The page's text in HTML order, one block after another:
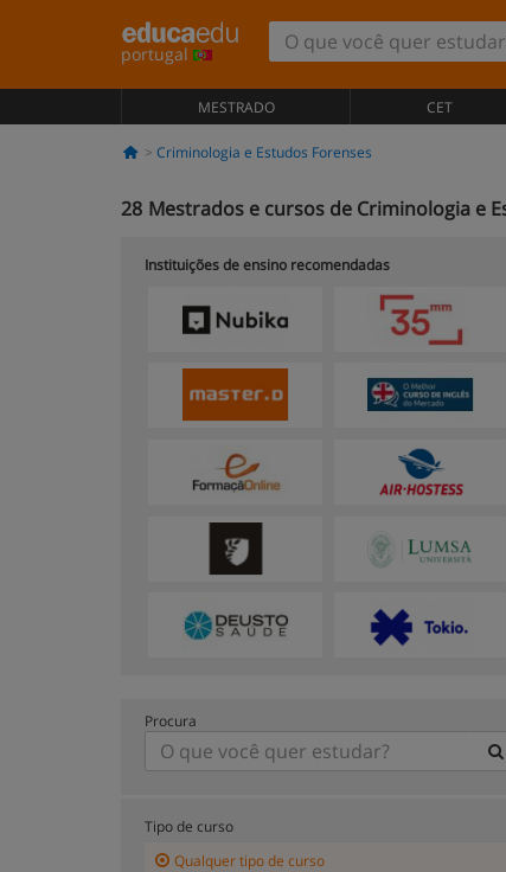
portugal
MESTRADO CET
Criminologia e Estudos Forenses
28 Mestrados e cursos de Criminologia e
Instituições de ensino recomendadas
Procura
Tipo de curso
Qualquer tipo de curso